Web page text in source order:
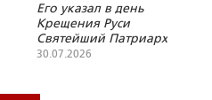
Его указал в день
Крещения Руси
Святейший Патриарх
Кирилл
30.07.2026